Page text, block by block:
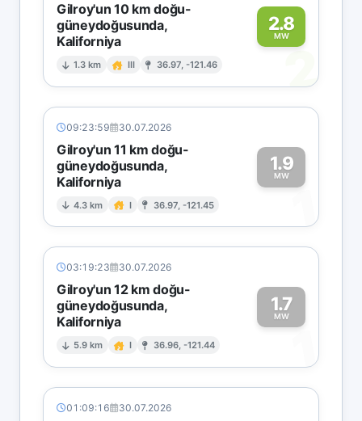
Gilroy'un 10 km doğu-
güneydoğusunda,
Kaliforniya
1.3 km III 36.97, -121.46
2.8
MW
2
09:23:59 30.07.2026
Gilroy'un 11 km doğu-
güneydoğusunda,
Kaliforniya
4.3 km I 36.97, -121.45
1.9
MW
1
03:19:23 30.07.2026
Gilroy'un 12 km doğu-
güneydoğusunda,
Kaliforniya
5.9 km I 36.96, -121.44
1.7
MW
1
01:09:16 30.07.2026